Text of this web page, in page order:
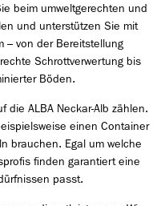
beim umweltgerechten und
und unterstützen Sie mit
– von der Bereitstellung
Schrottverwertung bis
Böden.
ALBA Neckar-Alb zählen.
einen Container
brauchen. Egal um welche
finden garantiert eine
passt.